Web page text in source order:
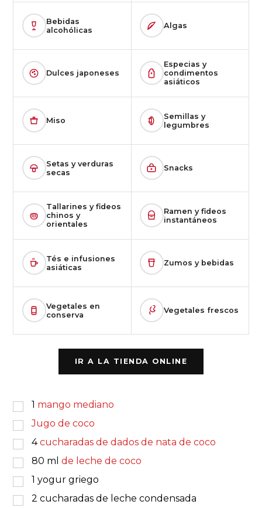
Bebidas
alcohólicas
Algas
Dulces japoneses
Especias y
condimentos
asiáticos
Miso
Semillas y
legumbres
Setas y verduras
secas
Snacks
Tallarines y fideos
chinos y
orientales
Ramen y fideos
instantáneos
Tés e infusiones
asiáticas
Zumos y bebidas
Vegetales en
conserva
Vegetales frescos
IR A LA TIENDA ONLINE
1 mango mediano
Jugo de coco
4 cucharadas de dados de nata de coco
80 ml de leche de coco
1 yogur griego
2 cucharadas de leche condensada